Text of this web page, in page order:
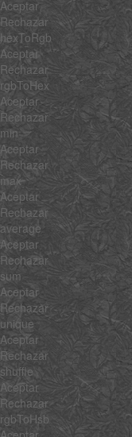
Aceptar
Rechazar
hexToRgb
Aceptar
Rechazar
rgbToHex
Aceptar
Rechazar
min
Aceptar
Rechazar
max
Aceptar
Rechazar
average
Aceptar
Rechazar
sum
Aceptar
Rechazar
unique
Aceptar
Rechazar
shuffle
Aceptar
Rechazar
rgbToHsb